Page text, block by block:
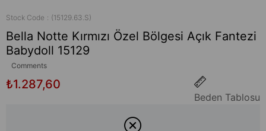
Stock Code (15129.63.S)
Bella Notte Kırmızı Özel Bölgesi Açık Fantezi
Babydoll 15129
Comments
₺1.287,60
Beden Tablosu